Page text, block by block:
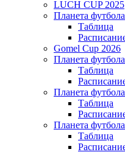
LUCH CUP 2025
Планета
Таблица
Gomel Cup 2026
Планета
Таблица
Планета
Таблица
Планета
Таблица